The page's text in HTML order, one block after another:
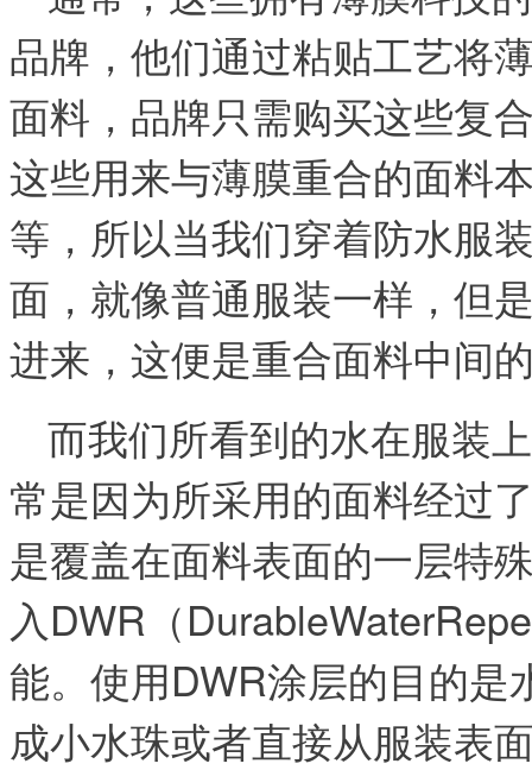
品牌，他们通过粘贴工艺将
面料，品牌只需购买这些复
这些用来与薄膜重合的面料
等，所以当我们穿着防水服
面，就像普通服装一样，但
进来，这便是重合面料中间
而我们所看到的水在服装
常是因为所采用的面料经过
是覆盖在面料表面的一层特
入DWR（
能。使用DWR涂层的目的
成小水珠或者直接从服装表